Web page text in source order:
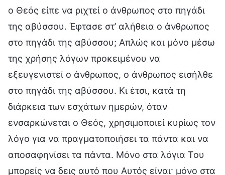
ο Θεός είπε να ριχτεί ο άνθρωπος στο πηγάδι
της αβύσσου. Έφτασε στ’ αλήθεια ο άνθρωπος
στο πηγάδι της αβύσσου; Απλώς και μόνο μέσω
της χρήσης λόγων προκειμένου να
εξευγενιστεί ο άνθρωπος, ο άνθρωπος εισήλθε
στο πηγάδι της αβύσσου. Κι έτσι, κατά τη
διάρκεια των εσχάτων ημερών, όταν
ενσαρκώνεται ο Θεός, χρησιμοποιεί κυρίως τον
λόγο για να πραγματοποιήσει τα πάντα και να
αποσαφηνίσει τα πάντα. Μόνο στα λόγια Του
μπορείς να δεις αυτό που Αυτός είναι· μόνο στα